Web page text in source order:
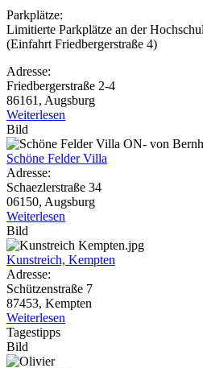
Parkplätze:
Limitierte Parkplätze an der
(Einfahrt Friedbergerstraße 4)
Adresse:
Friedbergerstraße 2-4
86161, Augsburg
Weiterlesen
Bild
Schöne Felder Villa
Adresse:
Schaezlerstraße 34
06150, Augsburg
Weiterlesen
Bild
Kunstreich, Kempten
Adresse:
Schützenstraße 7
87453, Kempten
Weiterlesen
Tagestipps
Bild